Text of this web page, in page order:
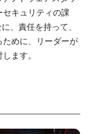
キュリティの課
、責任を持って、
めに、リーダーが
ます。